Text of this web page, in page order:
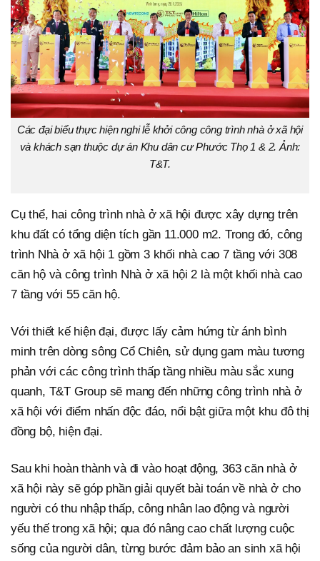
Các đại biểu thực hiện nghi lễ khởi công công trình nhà ở xã hội
và khách sạn thuộc dự án Khu dân cư Phước Thọ 1 & 2. Ảnh:
T&T.
Cụ thể, hai công trình nhà ở xã hội được xây dựng trên
khu đất có tổng diện tích gần 11.000 m2. Trong đó, công
trình Nhà ở xã hội 1 gồm 3 khối nhà cao 7 tầng với 308
căn hộ và công trình Nhà ở xã hội 2 là một khối nhà cao
7 tầng với 55 căn hộ.
Với thiết kế hiện đại, được lấy cảm hứng từ ánh bình
minh trên dòng sông Cổ Chiên, sử dụng gam màu tương
phản với các công trình thấp tầng nhiều màu sắc xung
quanh, T&T Group sẽ mang đến những công trình nhà ở
xã hội với điểm nhấn độc đáo, nổi bật giữa một khu đô thị
đồng bộ, hiện đại.
Sau khi hoàn thành và đi vào hoạt động, 363 căn nhà ở
xã hội này sẽ góp phần giải quyết bài toán về nhà ở cho
người có thu nhập thấp, công nhân lao động và người
yếu thế trong xã hội; qua đó nâng cao chất lượng cuộc
sống của người dân, từng bước đảm bảo an sinh xã hội